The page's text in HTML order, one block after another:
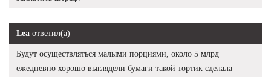
Lea ответил(а)
Будут осуществляться малыми порциями, около 5 млрд
ежедневно хорошо выглядели бумаги такой тортик сделала